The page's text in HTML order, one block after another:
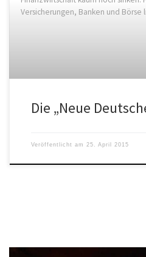
Versicherungen, Banken und
Die „Neue
Veröffentlicht am 25. April 2015